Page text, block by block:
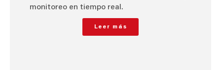
monitoreo en tiempo real.
Leer más